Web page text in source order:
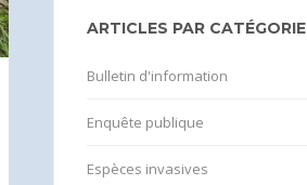
ARTICLES PAR CATÉGORIE
Bulletin d'information
Enquête publique
Espèces invasives